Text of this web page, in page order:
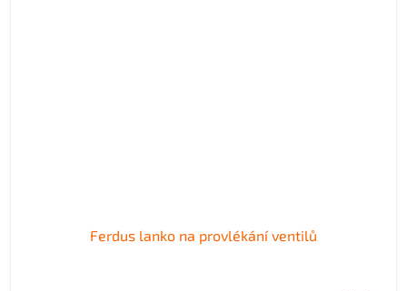
Ferdus lanko na provlékání ventilů